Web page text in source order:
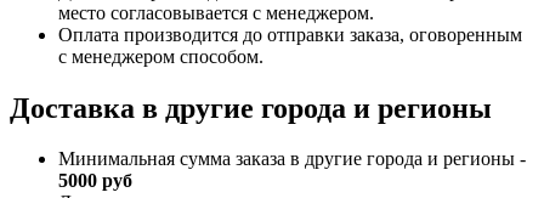
место согласовывается с менеджером.
Оплата производится до отправки заказа, оговоренным
с менеджером способом.
Доставка в другие города и регионы
Минимальная сумма заказа в другие города и регионы -
5000 руб